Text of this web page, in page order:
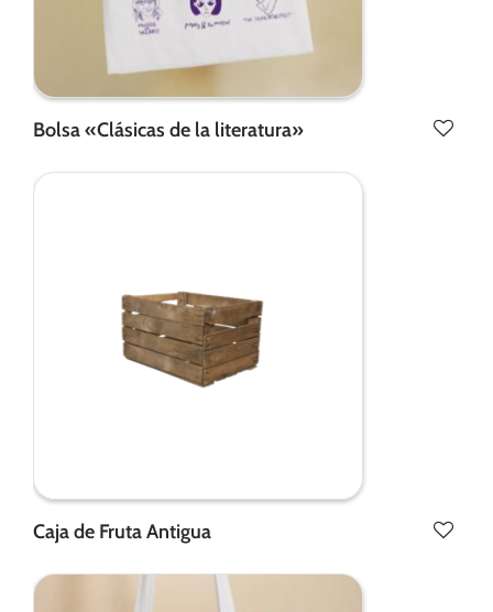
Bolsa «Clásicas de la literatura»
Caja de Fruta Antigua